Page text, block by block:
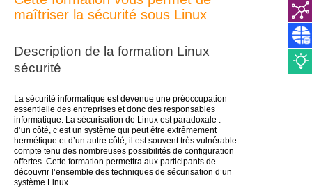
maîtriser la sécurité sous Linux
Description de la formation Linux
sécurité
La sécurité informatique est devenue une préoccupation
essentielle des entreprises et donc des responsables
informatique. La sécurisation de Linux est paradoxale :
d’un côté, c’est un système qui peut être extrêmement
hermétique et d’un autre côté, il est souvent très vulnérable
compte tenu des nombreuses possibilités de configuration
offertes. Cette formation permettra aux participants de
découvrir l’ensemble des techniques de sécurisation d’un
système Linux.